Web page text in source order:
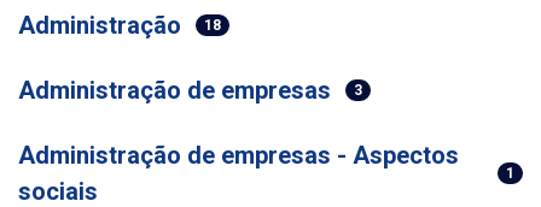
Administração 18
Administração de empresas 3
Administração de empresas - Aspectos
sociais
1